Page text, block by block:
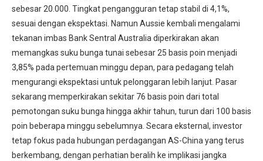
sebesar 20.000. Tingkat pengangguran tetap stabil di 4,1%,
sesuai dengan ekspektasi. Namun Aussie kembali mengalami
tekanan imbas Bank Sentral Australia diperkirakan akan
memangkas suku bunga tunai sebesar 25 basis poin menjadi
3,85% pada pertemuan minggu depan, para pedagang telah
mengurangi ekspektasi untuk pelonggaran lebih lanjut. Pasar
sekarang memperkirakan sekitar 76 basis poin dari total
pemotongan suku bunga hingga akhir tahun, turun dari 100 basis
poin beberapa minggu sebelumnya. Secara eksternal, investor
tetap fokus pada hubungan perdagangan AS-China yang terus
berkembang, dengan perhatian beralih ke implikasi jangka